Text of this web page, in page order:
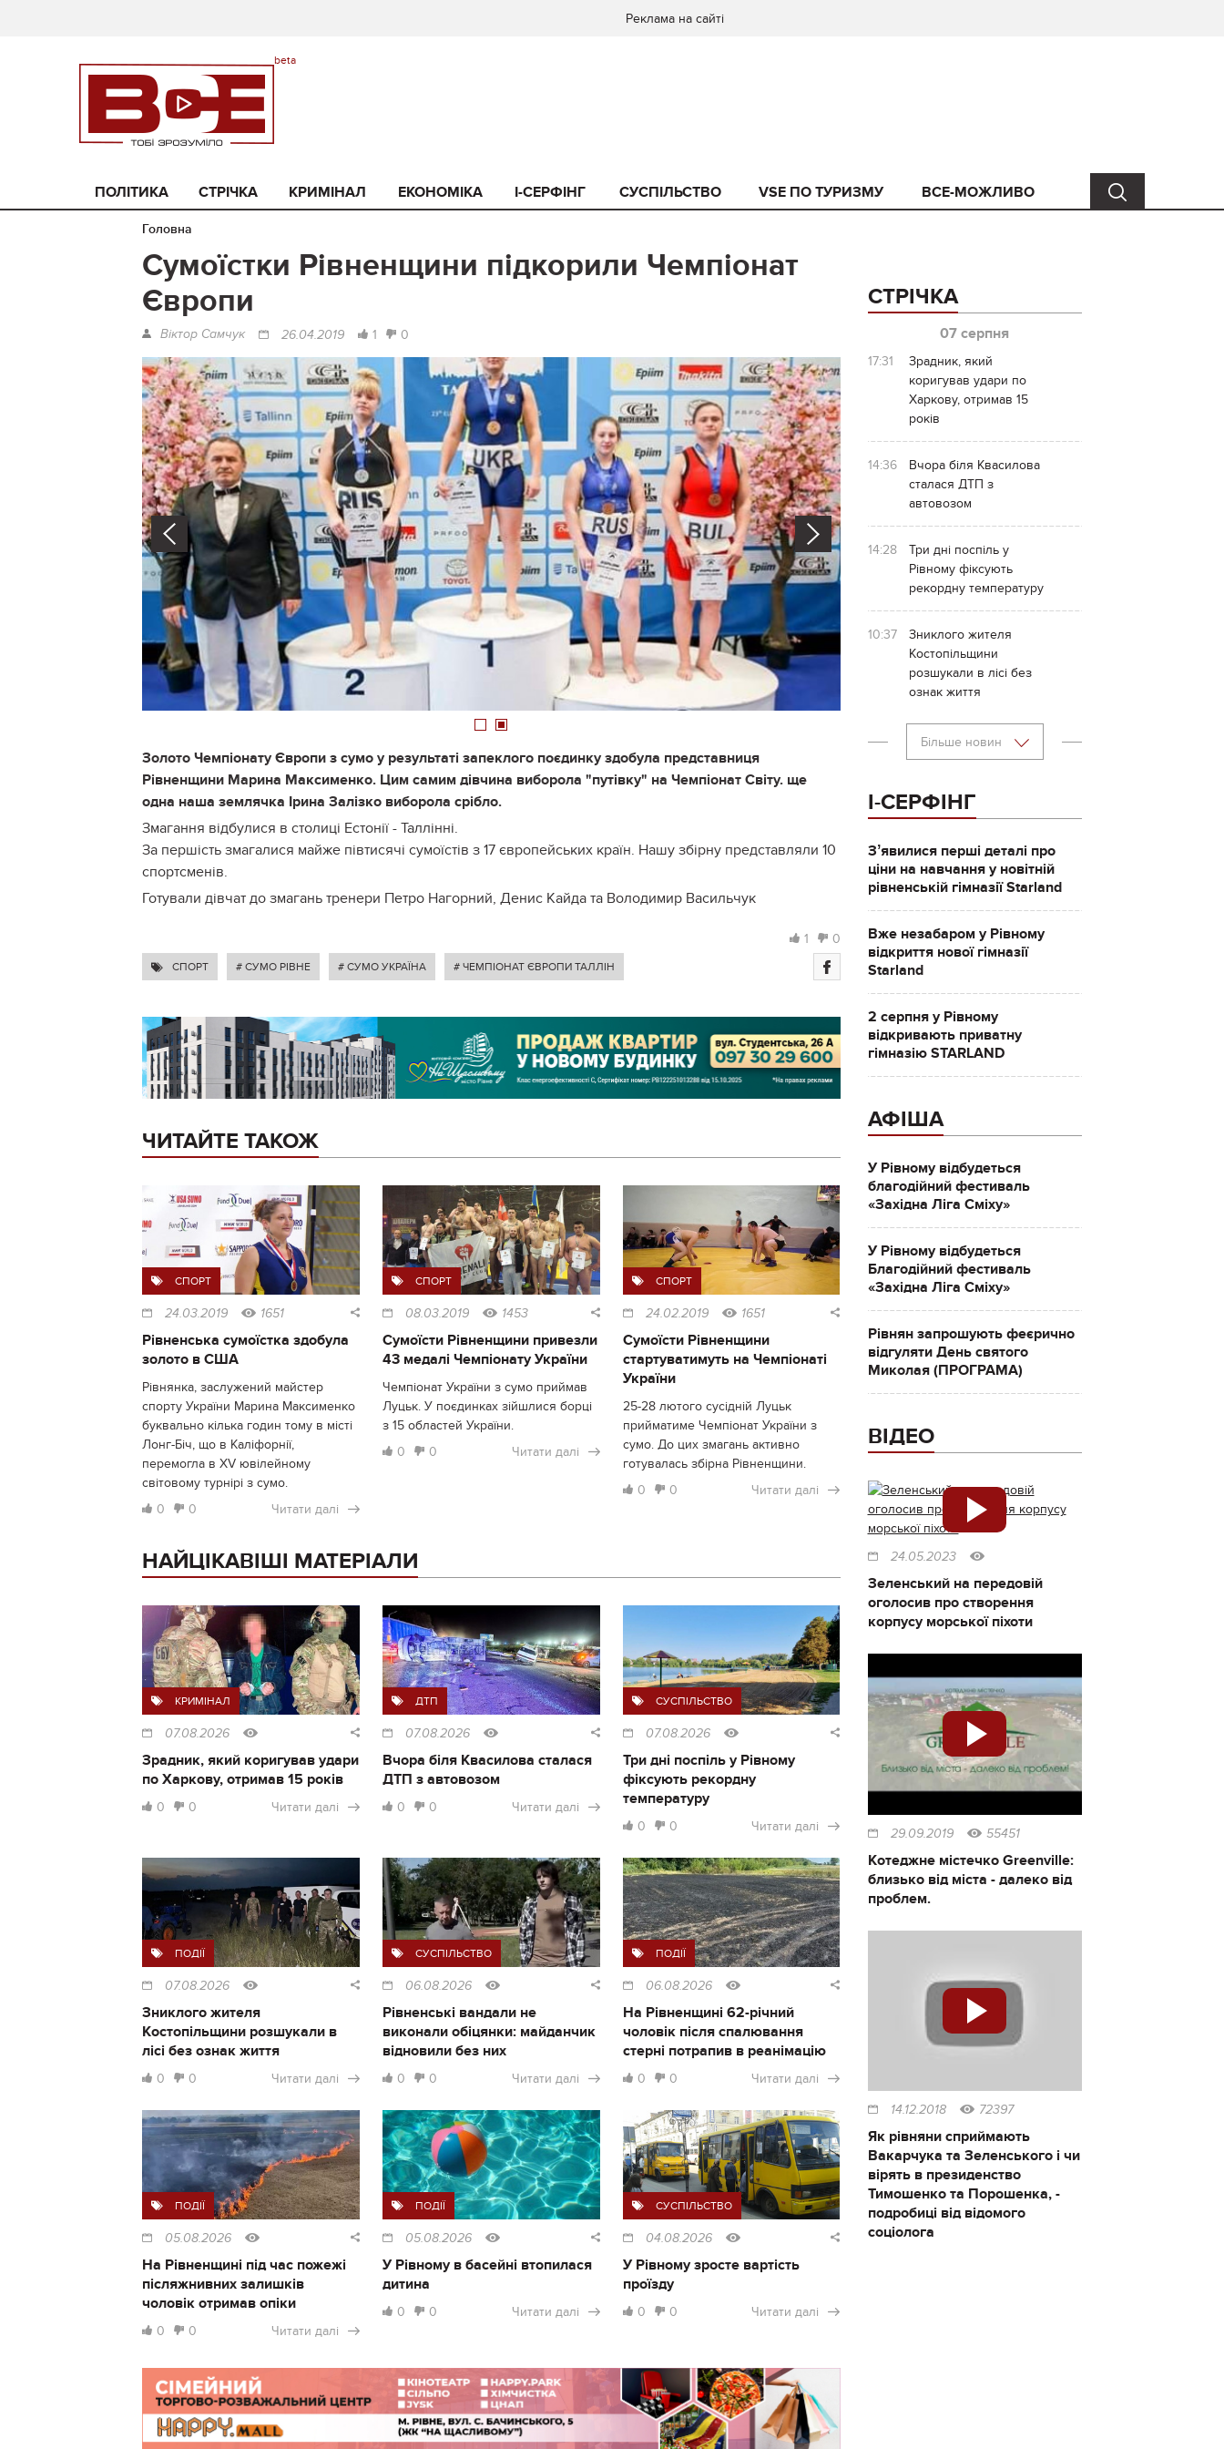
Реклама на сайті
ПОЛІТИКА СТРІЧКА КРИМІНАЛ ЕКОНОМІКА I-СЕРФІНГ СУСПІЛЬСТВО VSE ПО ТУРИЗМУ ВСЕ-МОЖЛИВО
Головна
Сумоїстки Рівненщини підкорили Чемпіонат
Європи
Віктор Самчук 26.04.2019 1 0
Prev Next
1 2
Золото Чемпіонату Європи з сумо у результаті запеклого поєдинку здобула представниця
Рівненщини Марина Максименко. Цим самим дівчина виборола "путівку" на Чемпіонат Світу. ще
одна наша землячка Ірина Залізко виборола срібло.
Змагання відбулися в столиці Естонії - Таллінні.
За першість змагалися майже півтисячі сумоїстів з 17 європейських країн. Нашу збірну представляли 10
спортсменів.
Готували дівчат до змагань тренери Петро Нагорний, Денис Кайда та Володимир Васильчук
1 0
СПОРТ # СУМО РІВНЕ # СУМО УКРАЇНА # ЧЕМПІОНАТ ЄВРОПИ ТАЛЛІН
ЧИТАЙТЕ ТАКОЖ
СПОРТ
24.03.2019 1651
Рівненська сумоїстка здобула
золото в США
Рівнянка, заслужений майстер
спорту України Марина Максименко
буквально кілька годин тому в місті
Лонг-Біч, що в Каліфорнії,
перемогла в XV ювілейному
світовому турнірі з сумо.
0
0 Читати далі
СПОРТ
08.03.2019 1453
Сумоїсти Рівненщини привезли
43 медалі Чемпіонату України
Чемпіонат України з сумо приймав
Луцьк. У поєдинках зійшлися борці
з 15 областей України.
0
0 Читати далі
СПОРТ
24.02.2019 1651
Сумоїсти Рівненщини
стартуватимуть на Чемпіонаті
України
25-28 лютого сусідній Луцьк
прийматиме Чемпіонат України з
сумо. До цих змагань активно
готувалась збірна Рівненщини.
0
0 Читати далі
НАЙЦІКАВІШІ МАТЕРІАЛИ
КРИМІНАЛ
07.08.2026
Зрадник, який коригував удари
по Харкову, отримав 15 років
0 0 Читати далі
ДТП
07.08.2026
Вчора біля Квасилова сталася
ДТП з автовозом
0 0 Читати далі
СУСПІЛЬСТВО
07.08.2026
Три дні поспіль у Рівному
фіксують рекордну
температуру
0 0 Читати далі
ПОДІЇ
07.08.2026
Зниклого жителя
Костопільщини розшукали в
лісі без ознак життя
0 0 Читати далі
СУСПІЛЬСТВО
06.08.2026
Рівненські вандали не
виконали обіцянки: майданчик
відновили без них
0 0 Читати далі
ПОДІЇ
06.08.2026
На Рівненщині 62-річний
чоловік після спалювання
стерні потрапив в реанімацію
0 0 Читати далі
ПОДІЇ
05.08.2026
На Рівненщині під час пожежі
післяжнивних залишків
чоловік отримав опіки
0 0 Читати далі
ПОДІЇ
05.08.2026
У Рівному в басейні втопилася
дитина
0 0 Читати далі
СУСПІЛЬСТВО
04.08.2026
У Рівному зросте вартість
проїзду
0 0 Читати далі
СТРІЧКА
07 серпня
17:31
Зрадник, який
коригував удари по
Харкову, отримав 15
років
14:36
Вчора біля Квасилова
сталася ДТП з
автовозом
14:28
Три дні поспіль у
Рівному фіксують
рекордну температуру
10:37
Зниклого жителя
Костопільщини
розшукали в лісі без
ознак життя
Більше новин
І-СЕРФІНГ
Зʼявилися перші деталі про
ціни на навчання у новітній
рівненській гімназії Starland
Вже незабаром у Рівному
відкриття нової гімназії
Starland
2 серпня у Рівному
відкривають приватну
гімназію STARLAND
АФІША
У Рівному відбудеться
благодійний фестиваль
«Західна Ліга Сміху»
У Рівному відбудеться
Благодійний фестиваль
«Західна Ліга Сміху»
Рівнян запрошують феєрично
відгуляти День святого
Миколая (ПРОГРАМА)
ВІДЕО
24.05.2023
Зеленський на передовій
оголосив про створення
корпусу морської піхоти
29.09.2019 55451
Котеджне містечко Greenville:
близько від міста - далеко від
проблем.
14.12.2018 72397
Як рівняни сприймають
Вакарчука та Зеленського і чи
вірять в президенство
Тимошенко та Порошенка, -
подробиці від відомого
соціолога